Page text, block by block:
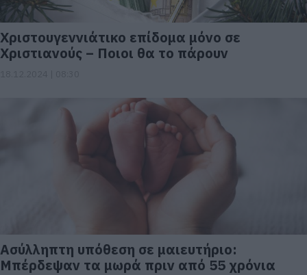
Χριστουγεννιάτικο επίδομα μόνο σε
Χριστιανούς – Ποιοι θα το πάρουν
Ασύλληπτη υπόθεση σε μαιευτήριο:
Μπέρδεψαν τα μωρά πριν από 55 χρόνια